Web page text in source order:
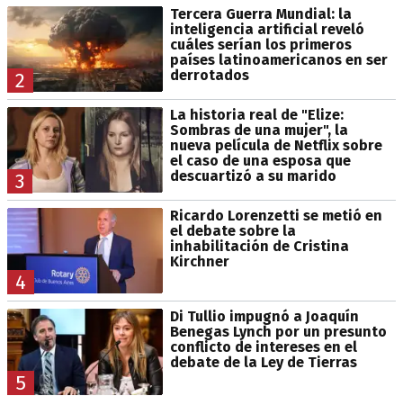
2
Tercera Guerra Mundial: la
inteligencia artificial reveló
cuáles serían los primeros
países latinoamericanos en ser
derrotados
3
La historia real de "Elize:
Sombras de una mujer", la
nueva película de Netflix sobre
el caso de una esposa que
descuartizó a su marido
4
Ricardo Lorenzetti se metió en
el debate sobre la
inhabilitación de Cristina
Kirchner
5
Di Tullio impugnó a Joaquín
Benegas Lynch por un presunto
conflicto de intereses en el
debate de la Ley de Tierras